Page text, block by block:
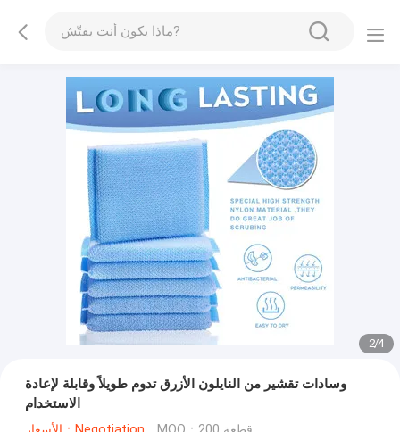
2/4
وسادات تقشير من النايلون الأزرق تدوم طويلاً وقابلة لإعادة
الاستخدام